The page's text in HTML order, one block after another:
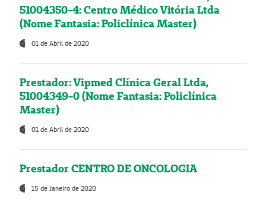
51004350-4: Centro Médico Vitória Ltda
(Nome Fantasia: Policlínica Master)
01 de Abril de 2020
Prestador: Vipmed Clínica Geral Ltda,
51004349-0 (Nome Fantasia: Policlínica
Master)
01 de Abril de 2020
Prestador CENTRO DE ONCOLOGIA
15 de Janeiro de 2020